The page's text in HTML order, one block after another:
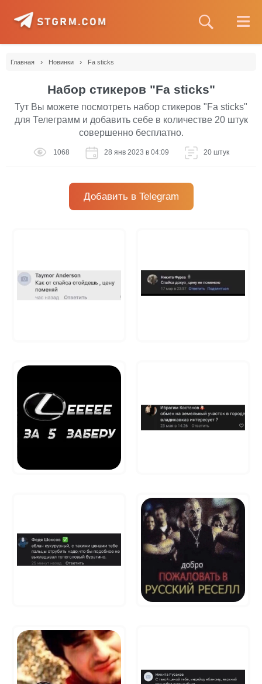
Главная › Новинки › Fa sticks
Набор стикеров "Fa sticks"
Тут Вы можете посмотреть набор стикеров "Fa sticks"
для Телеграмм и добавить себе в количестве 20 штук
совершенно бесплатно.
1068 28 янв 2023 в 04:09 20 штук
Добавить в Telegram